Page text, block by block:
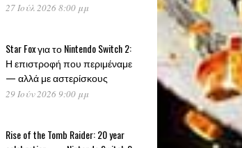
27 Ιούλ 2026 8:00 μμ
Star Fox για το Nintendo Switch 2:
Η επιστροφή που περιμέναμε
— αλλά με αστερίσκους
29 Ιούν 2026 9:00 μμ
Rise of the Tomb Raider: 20 year